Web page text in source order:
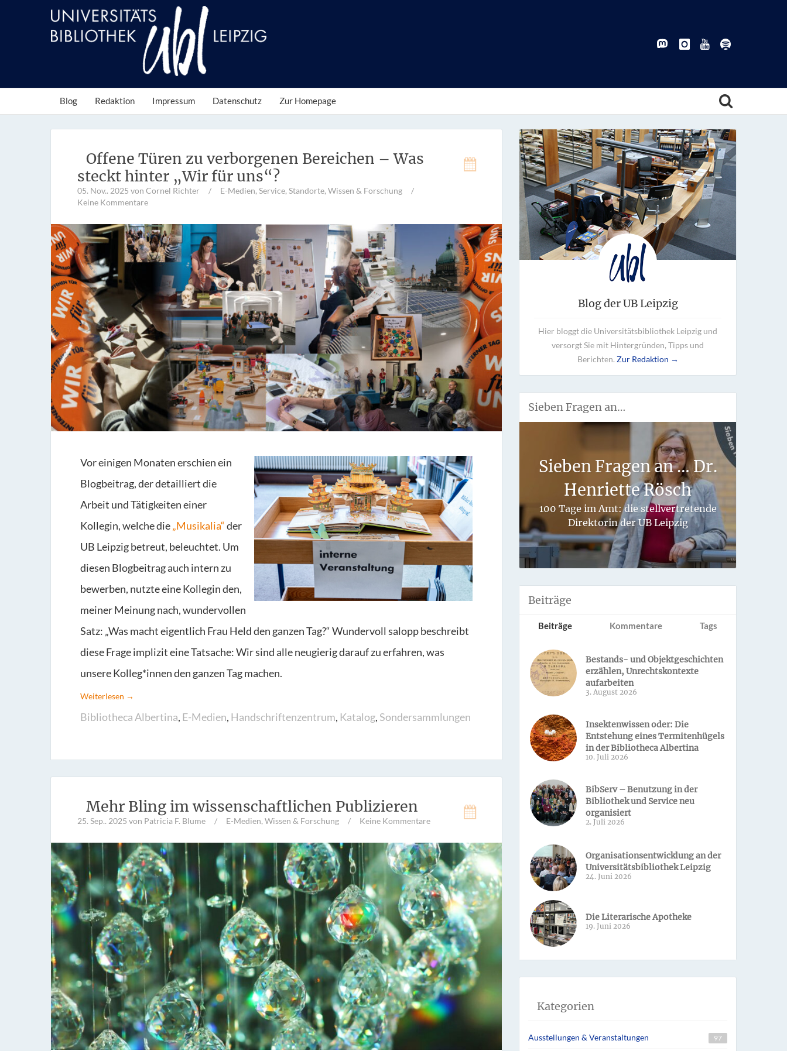
Blog Redaktion Impressum Datenschutz Zur Homepage
Offene Türen zu verborgenen Bereichen – Was
steckt hinter „Wir für uns“?
05. Nov.. 2025 von Cornel Richter / E-Medien, Service, Standorte, Wissen & Forschung
/
Keine Kommentare
Vor einigen Monaten erschien ein
Blogbeitrag, der detailliert die
Arbeit und Tätigkeiten einer
Kollegin, welche die„Musikalia“der
UB Leipzig betreut, beleuchtet. Um
diesen Blogbeitrag auch intern zu
bewerben, nutzte eine Kollegin den,
meiner Meinung nach, wundervollen
Satz: „Was macht eigentlich Frau Held den ganzen Tag?“ Wundervoll salopp beschreibt
diese Frage implizit eine Tatsache: Wir sind alle neugierig darauf zu erfahren, was
unsere Kolleg*innen den ganzen Tag machen.
Weiterlesen →
Bibliotheca Albertina, E-Medien, Handschriftenzentrum, Katalog, Sondersammlungen
Mehr Bling im wissenschaftlichen Publizieren
25. Sep.. 2025 von Patricia F. Blume / E-Medien, Wissen & Forschung / Keine Kommentare
Blog der UB Leipzig
Hier bloggt die Universitätsbibliothek Leipzig und
versorgt Sie mit Hintergründen, Tipps und
Berichten. Zur Redaktion →
Sieben Fragen an…
Sieben Fragen an...
Stefan Fischer
Seit dem 1. November 1977 hat er bei uns
gearbeitet und ist der Leiter unse
Sieben Fragen an … Dr.
Henriette Rösch
100 Tage im Amt: die stellvertretende
Direktorin der UB Leipzig
Beiträge
Beiträge Kommentare Tags
Bestands- und Objektgeschichten
erzählen, Unrechtskontexte
aufarbeiten
3. August 2026
Insektenwissen oder: Die
Entstehung eines Termitenhügels
in der Bibliotheca Albertina
10. Juli 2026
BibServ – Benutzung in der
Bibliothek und Service neu
organisiert
2. Juli 2026
Organisationsentwicklung an der
Universitätsbibliothek Leipzig
24. Juni 2026
Die Literarische Apotheke
19. Juni 2026
Kategorien
Ausstellungen & Veranstaltungen 97